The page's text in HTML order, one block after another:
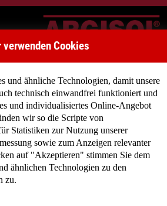
verwenden Cookies
und ähnliche Technologien, damit unsere
technisch einwandfrei funktioniert und
und individualisiertes Online-Angebot
wir so die Scripte von
Statistiken zur Nutzung unserer
sowie zum Anzeigen relevanter
auf "Akzeptieren" stimmen Sie dem
ähnlichen Technologien zu den
zu.